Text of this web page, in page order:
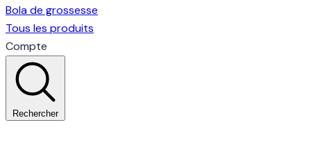
Bola de grossesse
Tous les produits
Compte
Rechercher